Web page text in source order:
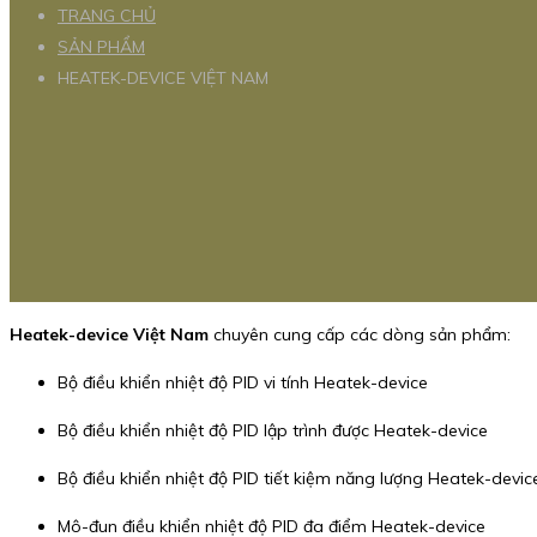
TRANG CHỦ
SẢN PHẨM
HEATEK-DEVICE VIỆT NAM
Heatek-device Việt Nam chuyên cung cấp các dòng sản phẩm:
Bộ điều khiển nhiệt độ PID vi tính Heatek-device
Bộ điều khiển nhiệt độ PID lập trình được Heatek-device
Bộ điều khiển nhiệt độ PID tiết kiệm năng lượng Heatek-
Mô-đun điều khiển nhiệt độ PID đa điểm Heatek-device